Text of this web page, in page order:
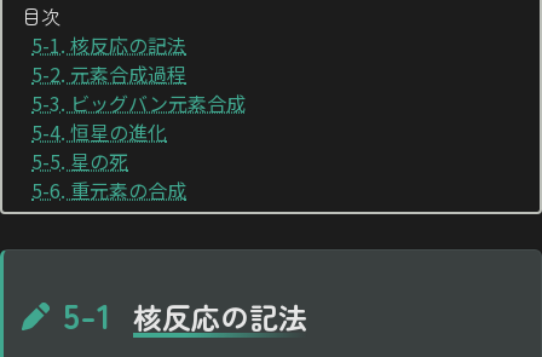
目次
5-1. 核反応の記法
5-2. 元素合成過程
5-3. ビッグバン元素合成
5-4. 恒星の進化
5-5. 星の死
5-6. 重元素の合成
5-1 核反応の記法